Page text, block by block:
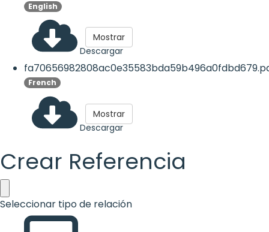
English
Descargar
Mostrar
French
Descargar
Mostrar
Crear Referencia
Seleccionar tipo de relación